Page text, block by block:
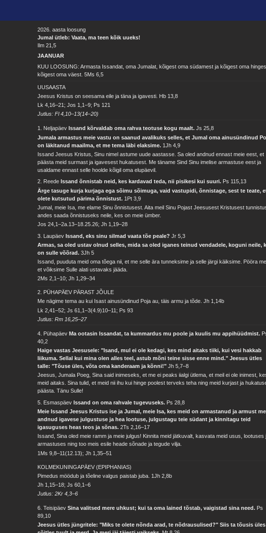
2026. aasta loosung
Jumal ütleb: Vaata, ma teen kõik uueks!
Ilm 21,5
JAANUAR
KUU LOOSUNG: Armasta Issandat, oma Jumalat, kõigest oma südamest ja kõigest oma
kõigest oma väest.5Ms 6,5
UUSAASTA
Jeesus Kristus on seesama eile ja täna ja igavesti. Hb 13,8
Lk 4,16–21; Jos 1,1–9; Ps 121
Jutlus: Fl 4,10–13(14–20)
1. Neljapäev Issand kõrvaldab oma rahva teotuse kogu maalt.Js 25,8
Jumala armastus meie vastu on saanud avalikuks selles, et Jumal oma ainusündinud
on läkitanud maailma, et me tema läbi elaksime. 1Jh 4,9
Issand Jeesus Kristus, Sinu nimel astume uude aastasse. Sa oled andnud ennast meie eest, et
päästa meid surmast ja igavesest hukatusest. Me täname Sind Sinu imelise armastuse eest ja
usaldame ennast selle hoolde kõigil oma elupäevil.
2. Reede Issand õnnistab neid, kes kardavad teda, nii pisikesi kui suuri. Ps 115,13
Ärge tasuge kurja kurjaga ega sõimu sõimuga, vaid vastupidi, õnnistage, sest te teate,
olete kutsutud pärima õnnistust. 1Pt 3,9
Jumal, meie Isa, me elame Sinu õnnistusest. Aita meil Sinu Pojast Jeesusest Kristusest
andes saada õnnistuseks neile, kes on meie ümber.
Jos 24,1–2a.13–18.25.26; Jh 1,19–28
3. LaupäevIssand, eks sinu silmad vaata tõe peale?Jr 5,3
Armas, sa oled ustav olnud selles, mida sa oled iganes teinud vendadele, koguni neile,
on sulle võõrad.3Jh 5
Issand, puuduta meid oma tõega nii, et me selle ära tunneksime ja selle järgi käiksime. Pööra
et võiksime Sulle alati ustavaks jääda.
2Ms 2,1–10; Jh 1,29–34
2. PÜHAPÄEV PÄRAST JÕULE
Me nägime tema au kui Isast ainusündinud Poja au, täis armu ja tõde.Jh 1,14b
Lk 2,41–52; Js 61,1–3(4.9)10–11; Ps 93
Jutlus: Rm 16,25–27
4. PühapäevMa ootasin Issandat, ta kummardus mu poole ja kuulis mu appihüüdmist.
40,2
Haige vastas Jeesusele: "Isand, mul ei ole kedagi, kes mind aitaks tiiki, kui vesi hakkab
liikuma. Sellal kui mina olen alles teel, astub mõni teine sisse enne mind." Jeesus ütles
talle: "Tõuse üles, võta oma kanderaam ja kõnni!"Jh 5,7–8
Jeesus, Jumala Poeg, Sina said inimeseks, et me ei peaks iialgi ütlema, et meil ei ole inimest,
meid aitaks. Sina tulid, et meid nii ihu kui hinge poolest terveks teha ning meid kurjast ja
päästa. Tänu Sulle!
5. EsmaspäevIssand on oma rahvale tugevuseks. Ps 28,8
Meie Issand Jeesus Kristus ise ja Jumal, meie Isa, kes meid on armastanud ja armust
andnud igavese julgustuse ja hea lootuse, julgustagu teie südant ja kinnitagu teid
igasuguses heas teos ja sõnas.2Ts 2,16–17
Issand, Sina oled meie ramm ja meie julgus! Kinnita meid jätkuvalt, kasvata meid usus, lootuses
armastuses ning too meis esile heade sõnade ja tegude vilja.
1Ms 9,8–11(12.13); Jh 1,35–51
KOLMEKUNINGAPÄEV (EPIPHANIAS)
Pimedus möödub ja tõeline valgus paistab juba. 1Jh 2,8b
Jh 1,15–18; Js 60,1–6
Jutlus: 2Kr 4,3–6
6. TeisipäevSina valitsed mere uhkust; kui ta oma lained tõstab, vaigistad sina need. Ps
89,10
Jeesus ütles jüngritele: "Miks te olete nõnda arad, te nõdrausulised?" Siis ta tõusis